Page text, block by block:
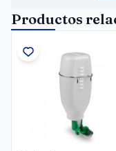
Productos